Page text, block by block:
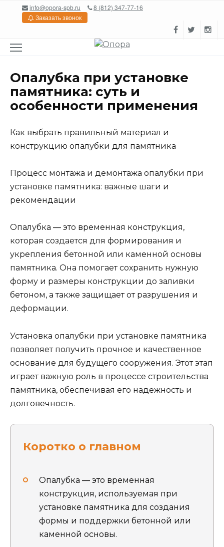
Перейтиinfo@opora-spb.ru
8 (812) 347-77-16
Заказать звонок
Опалубка при установке
памятника: суть и
особенности применения
Как выбрать правильный материал и
конструкцию опалубки для памятника
Процесс монтажа и демонтажа опалубки при
установке памятника: важные шаги и
рекомендации
Опалубка — это временная конструкция,
которая создается для формирования и
укрепления бетонной или каменной основы
памятника. Она помогает сохранить нужную
форму и размеры конструкции до заливки
бетоном, а также защищает от разрушения и
деформации.
Установка опалубки при установке памятника
позволяет получить прочное и качественное
основание для будущего сооружения. Этот этап
играет важную роль в процессе строительства
памятника, обеспечивая его надежность и
долговечность.
Коротко о главном
Опалубка — это временная
конструкция, используемая при
установке памятника для создания
формы и поддержки бетонной или
каменной основы.